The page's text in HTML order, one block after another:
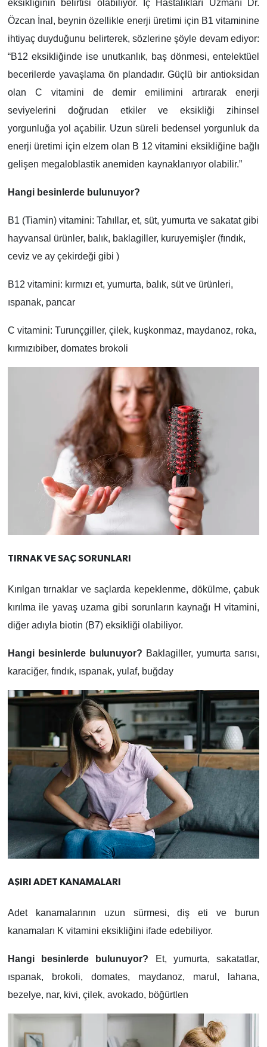
eksikliğinin belirtisi olabiliyor. İç Hastalıkları Uzmanı Dr.
Özcan İnal, beynin özellikle enerji üretimi için B1 vitaminine
ihtiyaç duyduğunu belirterek, sözlerine şöyle devam ediyor:
“B12 eksikliğinde ise unutkanlık, baş dönmesi, entelektüel
becerilerde yavaşlama ön plandadır. Güçlü bir antioksidan
olan C vitamini de demir emilimini artırarak enerji
seviyelerini doğrudan etkiler ve eksikliği zihinsel
yorgunluğa yol açabilir. Uzun süreli bedensel yorgunluk da
enerji üretimi için elzem olan B 12 vitamini eksikliğine bağlı
gelişen megaloblastik anemiden kaynaklanıyor olabilir.”
Hangi besinlerde bulunuyor?
B1 (Tiamin) vitamini: Tahıllar, et, süt, yumurta ve sakatat gibi
hayvansal ürünler, balık, baklagiller, kuruyemişler (fındık,
ceviz ve ay çekirdeği gibi )
B12 vitamini: kırmızı et, yumurta, balık, süt ve ürünleri,
ıspanak, pancar
C vitamini: Turunçgiller, çilek, kuşkonmaz, maydanoz, roka,
kırmızıbiber, domates brokoli
TIRNAK VE SAÇ SORUNLARI
Kırılgan tırnaklar ve saçlarda kepeklenme, dökülme, çabuk
kırılma ile yavaş uzama gibi sorunların kaynağı H vitamini,
diğer adıyla biotin (B7) eksikliği olabiliyor.
Hangi besinlerde bulunuyor? Baklagiller, yumurta sarısı,
karaciğer, fındık, ıspanak, yulaf, buğday
AŞIRI ADET KANAMALARI
Adet kanamalarının uzun sürmesi,
diş eti ve burun
kanamaları K vitamini eksikliğini ifade edebiliyor.
Hangi besinlerde bulunuyor? Et, yumurta, sakatatlar,
ıspanak, brokoli, domates, maydanoz, marul, lahana,
bezelye, nar, kivi, çilek, avokado, böğürtlen